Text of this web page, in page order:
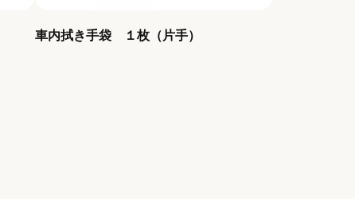
車内拭き手袋 １枚（片手）